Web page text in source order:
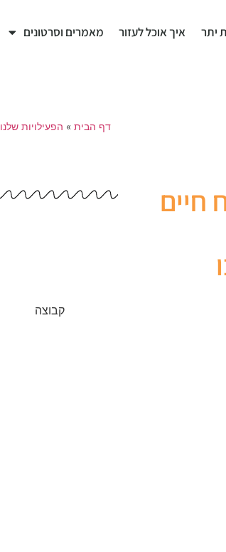
יתר איך אוכל לעזור מאמרים וסרטונים
דף הבית » הפעילויות שלנו
חיים